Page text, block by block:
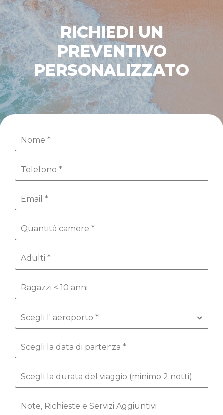
RICHIEDI UN
PREVENTIVO
PERSONALIZZATO